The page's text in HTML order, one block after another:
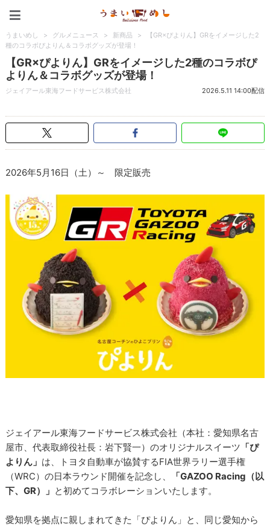
うまいめし > グルメニュース > 新商品 >
【GR×ぴよりん】GRをイメージした2
種のコラボぴよりん＆コラボグッズが登場！
【GR×ぴよりん】GRをイメージした2種のコラボぴ
よりん＆コラボグッズが登場！
ジェイアール東海フードサービス株式会社 2026.5.11 14:00配信
2026年5月16日（土）～ 限定販売
ジェイアール東海フードサービス株式会社（本社：愛知県名古
屋市、代表取締役社長：岩下賢一）のオリジナルスイーツ 「ぴ
よりん」 は、トヨタ自動車が協賛するFIA世界ラリー選手権
（WRC）の日本ラウンド開催を記念し、
「GAZOO Racing（以
下、GR）」 と初めてコラボレーションいたします。
愛知県を拠点に親しまれてきた「ぴよりん」と、同じ愛知から